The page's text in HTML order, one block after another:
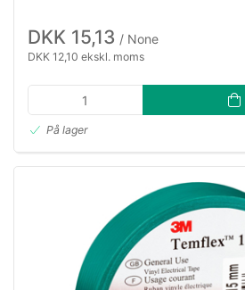
DKK 15,13 / None
DKK 12,10 ekskl. moms
På lager